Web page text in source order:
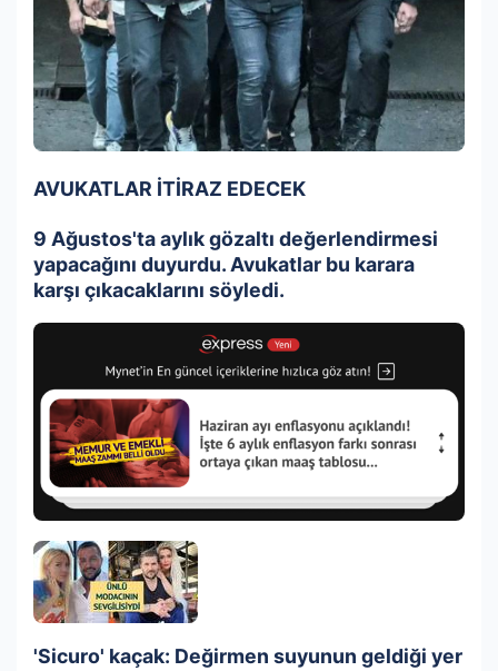
AVUKATLAR İTİRAZ EDECEK
9 Ağustos'ta aylık gözaltı değerlendirmesi
yapacağını duyurdu. Avukatlar bu karara
karşı çıkacaklarını söyledi.
'Sicuro' kaçak: Değirmen suyunun geldiği yer